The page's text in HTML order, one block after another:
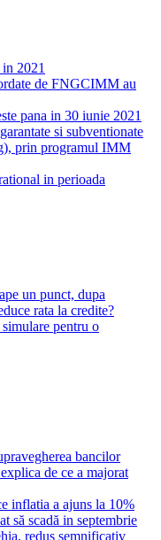
2021
de FNGCIMM au
pana in 30 iunie 2021
si subventionate
prin programul IMM
in perioada
un punct, dupa
rata la credite?
pentru o
bancilor
de ce a majorat
inflatia a ajuns la 10%
să scadă in septembrie
redus semnificativ